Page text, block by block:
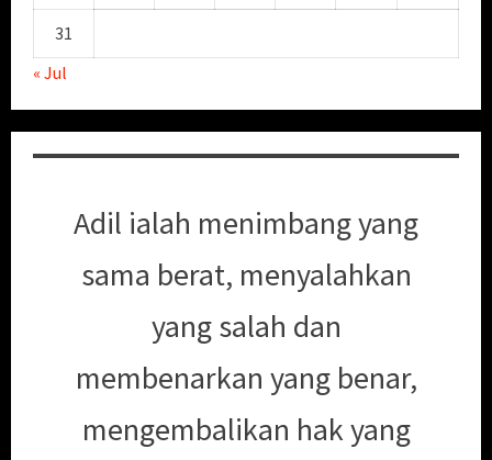
31
« Jul
Adil ialah menimbang yang
sama berat, menyalahkan
yang salah dan
membenarkan yang benar,
mengembalikan hak yang